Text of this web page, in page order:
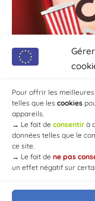
Pour offrir les
telles que les cookies
appareils.
→ Le fait de consentir à
données telles que le
ce site.
→ Le fait de ne pas
un effet négatif sur